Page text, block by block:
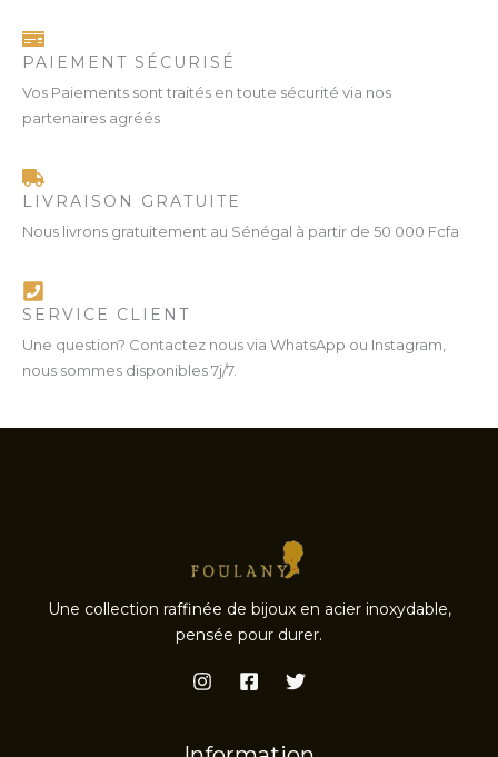
PAIEMENT SÉCURISÉ
Vos Paiements sont traités en toute sécurité via nos
partenaires agréés
LIVRAISON GRATUITE
Nous livrons gratuitement au Sénégal à partir de 50 000 Fcfa
SERVICE CLIENT
Une question? Contactez nous via WhatsApp ou Instagram,
nous sommes disponibles 7j/7.
Une collection raffinée de bijoux en acier inoxydable,
pensée pour durer.